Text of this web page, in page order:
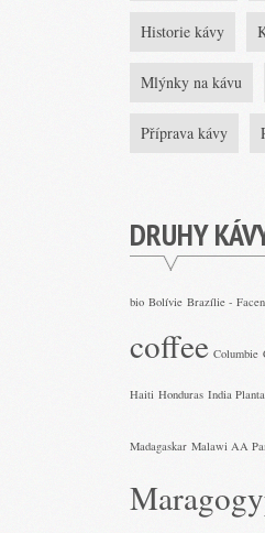
Historie kávy
Mlýnky na kávu
Příprava kávy
DRUHY
bio Bolívie Brazílie -
coffee Columbie
Haiti Honduras India Planta
Madagaskar Malawi AA